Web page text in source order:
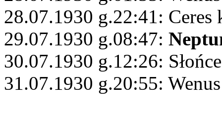
28.07.1930 g.22:41:
29.07.1930 g.08:47:
30.07.1930 g.12:26:
31.07.1930 g.20:55: